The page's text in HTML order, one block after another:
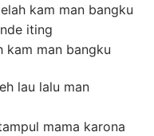
kam man bangku
iting
kam man bangku
lau lalu man
mama karona